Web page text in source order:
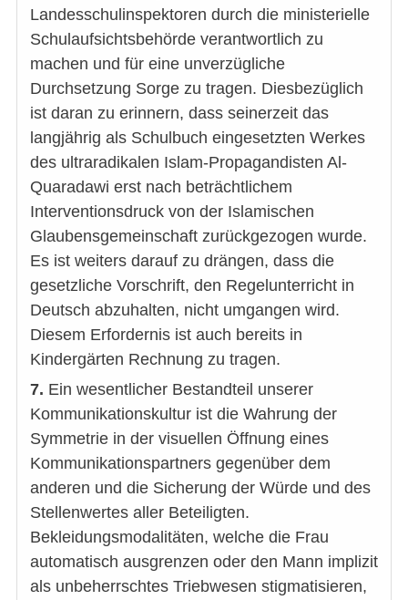
Landesschulinspektoren durch die ministerielle
Schulaufsichtsbehörde verantwortlich zu
machen und für eine unverzügliche
Durchsetzung Sorge zu tragen. Diesbezüglich
ist daran zu erinnern, dass seinerzeit das
langjährig als Schulbuch eingesetzten Werkes
des ultraradikalen Islam-Propagandisten Al-
Quaradawi erst nach beträchtlichem
Interventionsdruck von der Islamischen
Glaubensgemeinschaft zurückgezogen wurde.
Es ist weiters darauf zu drängen, dass die
gesetzliche Vorschrift, den Regelunterricht in
Deutsch abzuhalten, nicht umgangen wird.
Diesem Erfordernis ist auch bereits in
Kindergärten Rechnung zu tragen.
7. Ein wesentlicher Bestandteil unserer
Kommunikationskultur ist die Wahrung der
Symmetrie in der visuellen Öffnung eines
Kommunikationspartners gegenüber dem
anderen und die Sicherung der Würde und des
Stellenwertes aller Beteiligten.
Bekleidungsmodalitäten, welche die Frau
automatisch ausgrenzen oder den Mann implizit
als unbeherrschtes Triebwesen stigmatisieren,